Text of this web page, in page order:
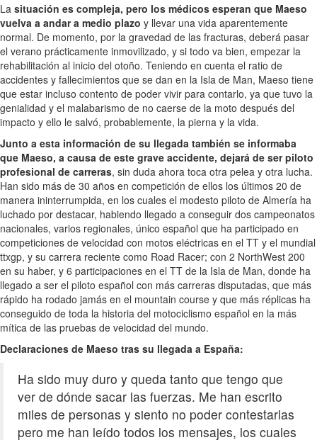
La situación es compleja, pero los médicos esperan que Maeso
vuelva a andar a medio plazo y llevar una vida aparentemente
normal. De momento, por la gravedad de las fracturas, deberá pasar
el verano prácticamente inmovilizado, y si todo va bien, empezar la
rehabilitación al inicio del otoño. Teniendo en cuenta el ratio de
accidentes y fallecimientos que se dan en la Isla de Man, Maeso tiene
que estar incluso contento de poder vivir para contarlo, ya que tuvo la
genialidad y el malabarismo de no caerse de la moto después del
impacto y ello le salvó, probablemente, la pierna y la vida.
Junto a esta información de su llegada también se informaba
que Maeso, a causa de este grave accidente, dejará de ser piloto
profesional de carreras, sin duda ahora toca otra pelea y otra lucha.
Han sido más de 30 años en competición de ellos los últimos 20 de
manera ininterrumpida, en los cuales el modesto piloto de Almería ha
luchado por destacar, habiendo llegado a conseguir dos campeonatos
nacionales, varios regionales, único español que ha participado en
competiciones de velocidad con motos eléctricas en el TT y el mundial
ttxgp, y su carrera reciente como Road Racer; con 2 NorthWest 200
en su haber, y 6 participaciones en el TT de la Isla de Man, donde ha
llegado a ser el piloto español con más carreras disputadas, que más
rápido ha rodado jamás en el mountain course y que más réplicas ha
conseguido de toda la historia del motociclismo español en la más
mítica de las pruebas de velocidad del mundo.
Declaraciones de Maeso tras su llegada a España:
Ha sido muy duro y queda tanto que tengo que
ver de dónde sacar las fuerzas. Me han escrito
miles de personas y siento no poder contestarlas
pero me han leído todos los mensajes, los cuales